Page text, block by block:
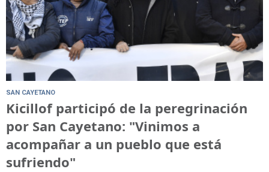
SAN CAYETANO
Kicillof participó de la peregrinación
por San Cayetano: "Vinimos a
acompañar a un pueblo que está
sufriendo"